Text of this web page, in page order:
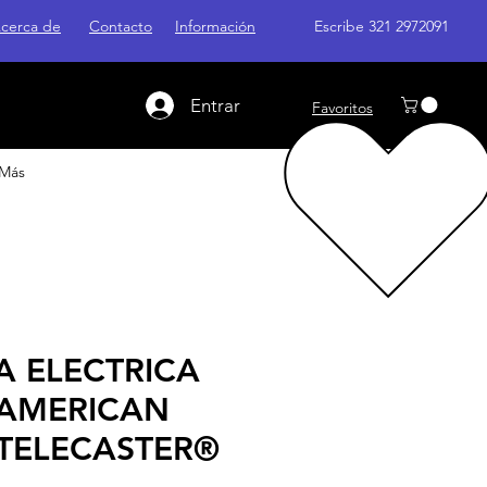
de Contacto Información Escribe 321 2972091
Entrar Favoritos
Más
ELECTRICA